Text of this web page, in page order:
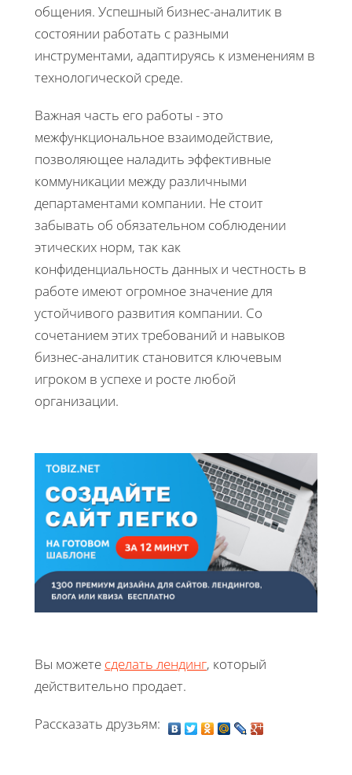
общения. Успешный бизнес-аналитик в
состоянии работать с разными
инструментами, адаптируясь к изменениям в
технологической среде.
Важная часть его работы - это
межфункциональное взаимодействие,
позволяющее наладить эффективные
коммуникации между различными
департаментами компании. Не стоит
забывать об обязательном соблюдении
этических норм, так как
конфиденциальность данных и честность в
работе имеют огромное значение для
устойчивого развития компании. Со
сочетанием этих требований и навыков
бизнес-аналитик становится ключевым
игроком в успехе и росте любой
организации.
Вы можете сделать лендинг, который
действительно продает.
Рассказать друзьям: